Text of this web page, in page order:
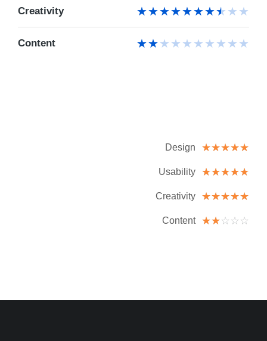
Creativity ★★★★★★★★ ★ ★
Content ★★★ ★ ★ ★ ★ ★ ★ ★
Design ☆☆☆☆☆
Usability ☆☆☆☆☆
Creativity ☆☆☆☆☆
Content ☆☆☆ ☆ ☆